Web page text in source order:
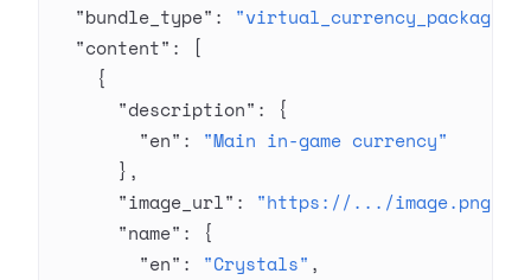
  "bundle_type"
: "virtual_currency_package"
  "content"
: [
    {
      "description"
: {
        "en"
: "Main in-game currency"
      },
      "image_url"
: "https://.../image.png"
      "name"
: {
        "en"
: "Crystals" ,